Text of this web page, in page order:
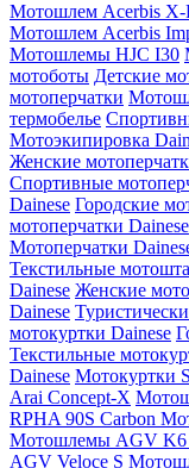
Мотошлем Acerbis X-
Мотошлем Acerbis
Мотошлемы HJC I30
мотоботы Детские
мотоперчатки
термобелье
Мотоэкипировка
Женские
Спортивные
Dainese Городские
мотоперчатки Dainese
Мотоперчатки
Текстильные
Dainese Женские
Dainese
мотокуртки Dainese
Текстильные
Dainese Мотокуртки
Arai Concept-X
RPHA 90S Carbon
Мотошлемы AGV K6
AGV Veloce S